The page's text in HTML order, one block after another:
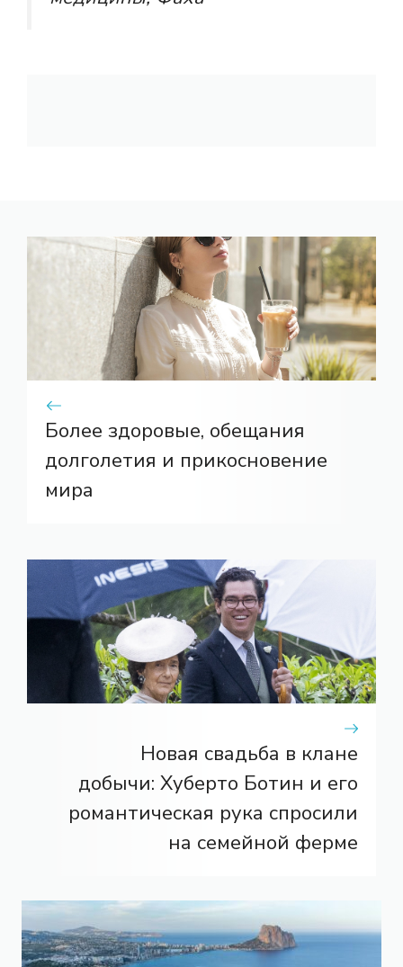
Более здоровые, обещания
долголетия и прикосновение
мира
Новая свадьба в клане
добычи: Хуберто Ботин и его
романтическая рука спросили
на семейной ферме